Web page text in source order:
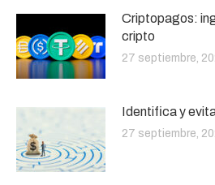
Criptopagos:
cripto
27 septiembre,
Identifica y
27 septiembre,